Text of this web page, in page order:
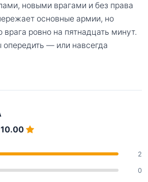
новыми врагами и без права
основные армии, но
врага ровно на пятнадцать минут.
опередить — или навсегда
10.00
2
0